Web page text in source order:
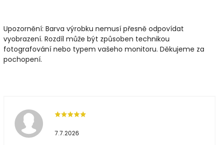
Upozornění: Barva výrobku nemusí přesně odpovídat
vyobrazení. Rozdíl může být způsoben technikou
fotografování nebo typem vašeho monitoru. Děkujeme za
pochopení.
7.7.2026